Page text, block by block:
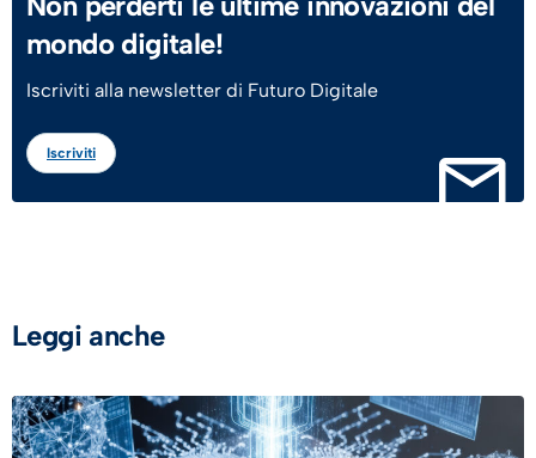
mondo digitale!
Iscriviti alla newsletter di Futuro Digitale
Iscriviti
Leggi anche